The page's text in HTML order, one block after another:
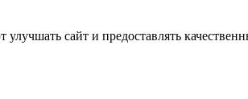
сайт и предоставлять